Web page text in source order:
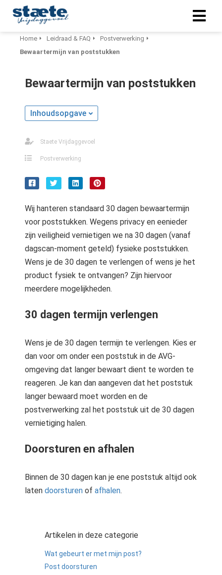
Home Leidraad & FAQ
Postverwerking
Bewaartermijn van poststukken
Bewaartermijn van poststukken
Inhoudsopgave
Staete Vrijdaggevoel
Postverwerking
Wij hanteren standaard 30 dagen bewaartermijn
voor poststukken. Wegens privacy en eenieder
zijn veiligheid vernietigen we na 30 dagen (vanaf
dagscan-moment geteld) fysieke poststukken.
Wens je de 30 dagen te verlengen of wens je het
product fysiek te ontvangen? Zijn hiervoor
meerdere mogelijkheden.
30 dagen termijn verlengen
Wens je de 30 dagen termijn te verlengen. Kies er
dan voor om onder een poststuk in de AVG-
omgeving dat langer bewaart dient te worden te
reageren. Je kan dan aangeven dat het poststuk
langer bewaard moet worden en de
postverwerking zal het poststuk uit de 30 dagen
vernietiging halen.
Doorsturen en afhalen
Binnen de 30 dagen kan je ene poststuk altijd ook
laten doorsturen of afhalen.
Artikelen in deze categorie
Wat gebeurt er met mijn post?
Post doorsturen